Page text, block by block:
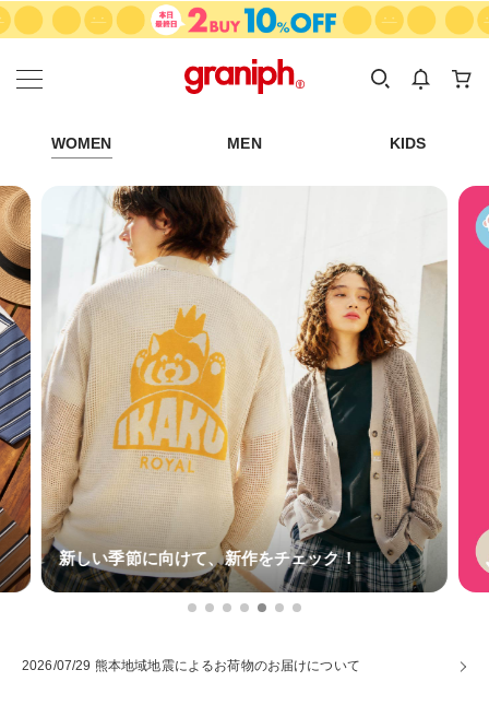
カテゴリーから探す
KIDS
カテゴリ
サイズ
WOMEN MEN KIDS
新しい季節に向けて、新作をチェック！
2026/07/29 熊本地域地震によるお荷物のお届けについて